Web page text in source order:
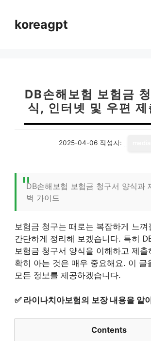
koreagpt
DB손해보험 보험금
식, 인터넷 및 우편 제
2025-04-06 작성자:
DB손해보험 보험금 청구서 양식과
벽 가이드
보험금 청구는 때로는 복잡하게 느껴
간단하게 정리해 보겠습니다. 특히
보험금 청구서 양식을 이해하고 제출
확히 아는 것은 매우 중요해요. 이 글
모든 정보를 제공하겠습니다.
✅ 라이나치아보험의 보장 내용을 알
Contents